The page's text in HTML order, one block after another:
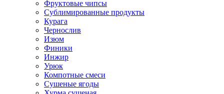
Фруктовые чипсы
Сублимированные продукты
Курага
Чернослив
Изюм
Финики
Инжир
Урюк
Компотные смеси
Сушеные ягоды